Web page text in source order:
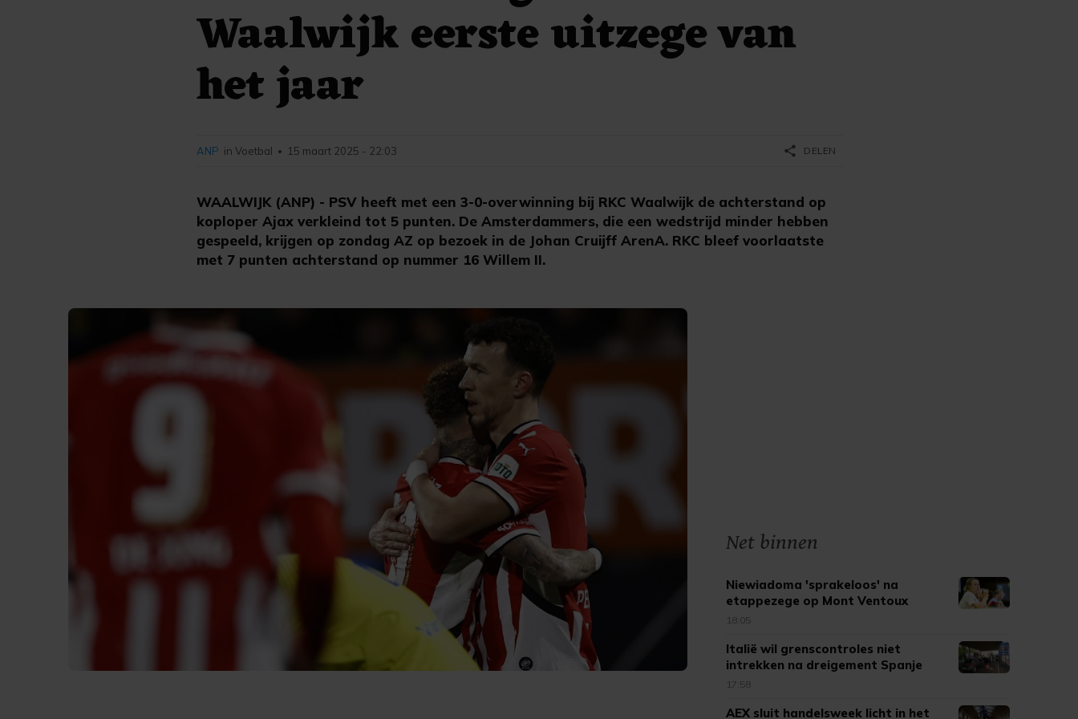
Waalwijk eerste uitzege van
het jaar
WAALWIJK (ANP) - PSV heeft met een 3-0-overwinning bij RKC Waalwijk de achterstand op
koploper Ajax verkleind tot 5 punten. De Amsterdammers, die een wedstrijd minder hebben
gespeeld, krijgen op zondag AZ op bezoek in de Johan Cruijff ArenA. RKC bleef voorlaatste
met 7 punten achterstand op nummer 16 Willem II.
ANP in Voetbal • 15 maart 2025 - 22:03 share DELEN
Net binnen
Niewiadoma 'sprakeloos' na
etappezege op Mont Ventoux
18:05
Italië wil grenscontroles niet
intrekken na dreigement Spanje
17:58
AEX sluit handelsweek licht in het